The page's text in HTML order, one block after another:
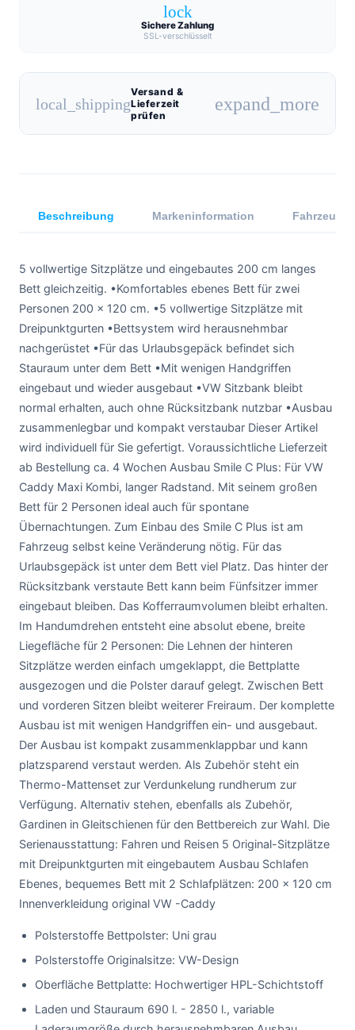
lock
Sichere Zahlung
SSL-verschlüsselt
local_shipping
Versand &
Lieferzeit
prüfen
expand_more
Beschreibung Markeninformation
5 vollwertige Sitzplätze und eingebautes 200 cm langes
Bett gleichzeitig. •Komfortables ebenes Bett für zwei
Personen 200 x 120 cm. •5 vollwertige Sitzplätze mit
Dreipunktgurten •Bettsystem wird herausnehmbar
nachgerüstet •Für das Urlaubsgepäck befindet sich
Stauraum unter dem Bett •Mit wenigen Handgriffen
eingebaut und wieder ausgebaut •VW Sitzbank bleibt
normal erhalten, auch ohne Rücksitzbank nutzbar •Ausbau
zusammenlegbar und kompakt verstaubar Dieser Artikel
wird individuell für Sie gefertigt. Voraussichtliche Lieferzeit
ab Bestellung ca. 4 Wochen Ausbau Smile C Plus: Für VW
Caddy Maxi Kombi, langer Radstand. Mit seinem großen
Bett für 2 Personen ideal auch für spontane
Übernachtungen. Zum Einbau des Smile C Plus ist am
Fahrzeug selbst keine Veränderung nötig. Für das
Urlaubsgepäck ist unter dem Bett viel Platz. Das hinter der
Rücksitzbank verstaute Bett kann beim Fünfsitzer immer
eingebaut bleiben. Das Kofferraumvolumen bleibt erhalten.
Im Handumdrehen entsteht eine absolut ebene, breite
Liegefläche für 2 Personen: Die Lehnen der hinteren
Sitzplätze werden einfach umgeklappt, die Bettplatte
ausgezogen und die Polster darauf gelegt. Zwischen Bett
und vorderen Sitzen bleibt weiterer Freiraum. Der komplette
Ausbau ist mit wenigen Handgriffen ein- und ausgebaut.
Der Ausbau ist kompakt zusammenklappbar und kann
platzsparend verstaut werden. Als Zubehör steht ein
Thermo-Mattenset zur Verdunkelung rundherum zur
Verfügung. Alternativ stehen, ebenfalls als Zubehör,
Gardinen in Gleitschienen für den Bettbereich zur Wahl. Die
Serienausstattung: Fahren und Reisen 5 Original-Sitzplätze
mit Dreipunktgurten mit eingebautem Ausbau Schlafen
Ebenes, bequemes Bett mit 2 Schlafplätzen: 200 x 120 cm
Innenverkleidung original VW -Caddy
Polsterstoffe Bettpolster: Uni grau
Polsterstoffe Originalsitze: VW-Design
Oberfläche Bettplatte: Hochwertiger HPL-Schichtstoff
Laden und Stauraum 690 l. - 2850 l., variable